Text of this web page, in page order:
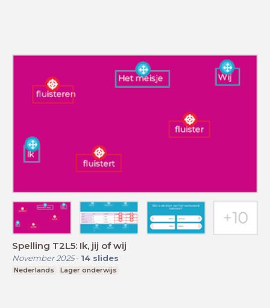
Spelling T2L5: Ik, jij of wij
November 2025- 14 slides
Nederlands Lager onderwijs